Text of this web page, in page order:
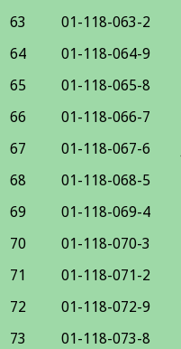
63
01-118-063-2
64
01-118-064-9
65
01-118-065-8
66
01-118-066-7
67
01-118-067-6
68
01-118-068-5
69
01-118-069-4
70
01-118-070-3
71
01-118-071-2
72
01-118-072-9
73
01-118-073-8